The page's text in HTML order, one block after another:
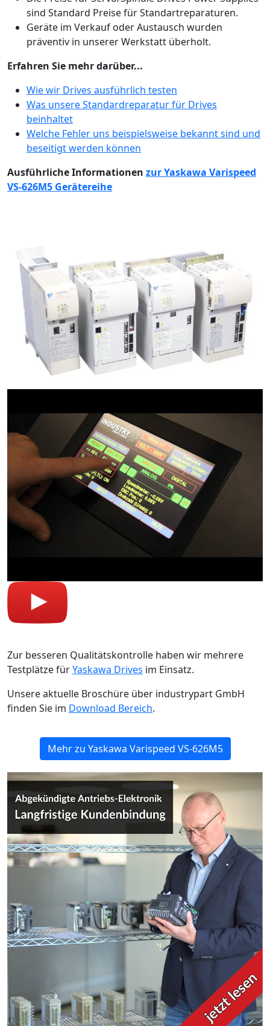
sind Standard Preise für Standartreparaturen.
Geräte im Verkauf oder Austausch wurden
präventiv in unserer Werkstatt überholt.
Erfahren Sie mehr darüber...
Wie wir Drives ausführlich testen
Was unsere Standardreparatur für Drives
beinhaltet
Welche Fehler uns beispielsweise bekannt sind und
beseitigt werden können
Ausführliche Informationen zur Yaskawa Varispeed
VS-626M5 Gerätereihe
Zur besseren Qualitätskontrolle haben wir mehrere
Testplätze fürYaskawa Drives im Einsatz.
Unsere aktuelle Broschüre über industrypart GmbH
finden Sie im Download Bereich.
Mehr zu Yaskawa Varispeed VS-626M5